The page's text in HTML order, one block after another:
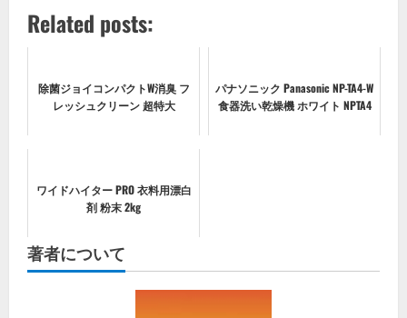
Related posts:
除菌ジョイコンパクトW消臭 フ
レッシュクリーン 超特大
パナソニック Panasonic NP-TA4-W
食器洗い乾燥機 ホワイト NPTA4
ワイドハイター PRO 衣料用漂白
剤 粉末 2kg
著者について